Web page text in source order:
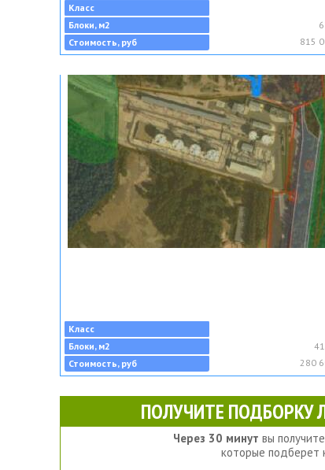
Класс
Блоки, м2
Стоимость, руб
815
Класс
Блоки, м2
Стоимость, руб
280
ПОЛУЧИТЕ
Через 30 минут вы
которые подберет